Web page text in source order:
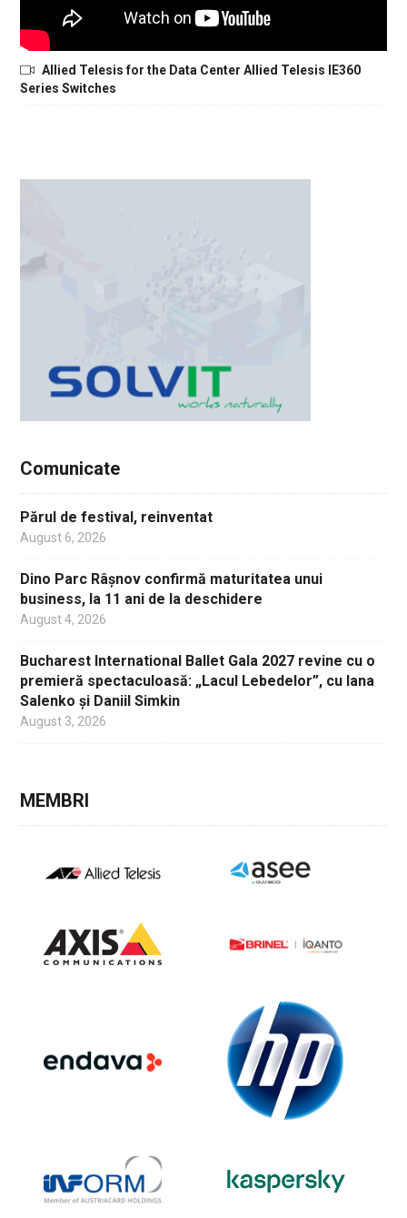
Allied Telesis for the Data Center Allied Telesis IE360
Series Switches
Comunicate
Părul de festival, reinventat
August 6, 2026
Dino Parc Râșnov confirmă maturitatea unui
business, la 11 ani de la deschidere
August 4, 2026
Bucharest International Ballet Gala 2027 revine cu o
premieră spectaculoasă: „Lacul Lebedelor”, cu Iana
Salenko și Daniil Simkin
August 3, 2026
MEMBRI